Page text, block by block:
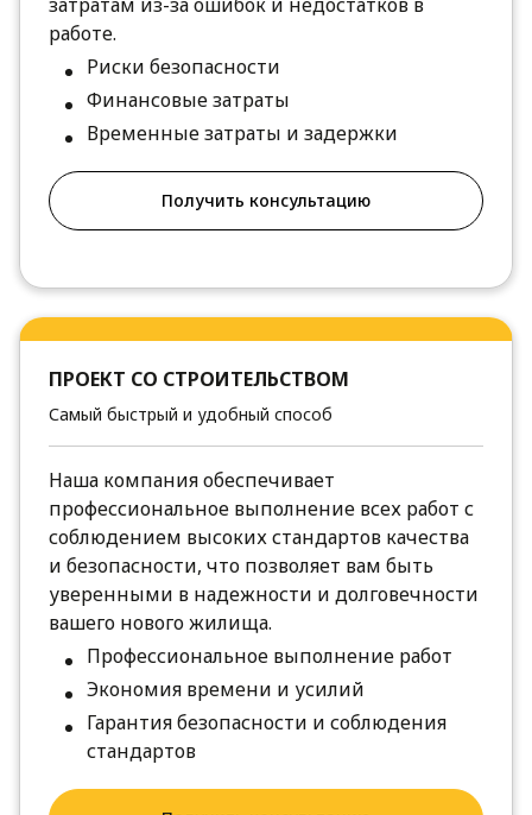
работе.
Риски безопасности
Финансовые затраты
Временные затраты и задержки
Получить консультацию
ПРОЕКТ СО СТРОИТЕЛЬСТВОМ
Самый быстрый и удобный способ
Наша компания обеспечивает
профессиональное выполнение всех работ с
соблюдением высоких стандартов качества
и безопасности, что позволяет вам быть
уверенными в надежности и долговечности
вашего нового жилища.
Профессиональное выполнение работ
Экономия времени и усилий
Гарантия безопасности и соблюдения
стандартов